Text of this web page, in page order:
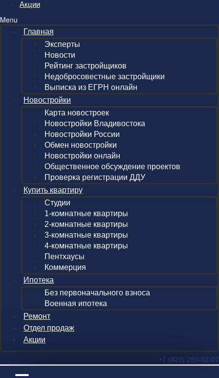
Акции
Menu
Главная
Эксперты
Новости
Рейтинг застройщиков
Недобросовестные застройщики
Выписка из ЕГРН онлайн
Новостройки
Карта новостроек
Новостройки Владивостока
Новостройки России
Обмен новостройки
Новостройки онлайн
Общественное обсуждение проектов
Проверка регистрации ДДУ
Купить квартиру
Студии
1-комнатные квартиры
2-комнатные квартиры
3-комнатные квартиры
4-комнатные квартиры
Пентхаусы
Коммерция
Ипотека
Без первоначального взноса
Военная ипотека
Ремонт
Отдел продаж
Акции
+7 (423) 280-02-07